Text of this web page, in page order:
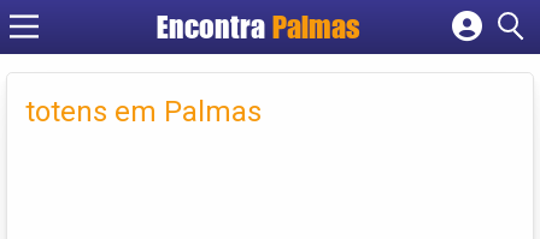
Encontra Palmas
Cadastrar empresa
Criar conta
totens em Palmas